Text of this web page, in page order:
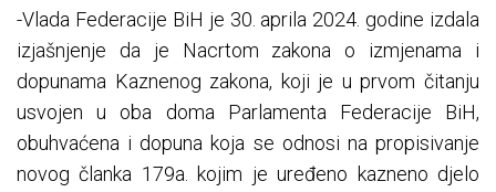
-Vlada Federacije BiH je 30. aprila 2024. godine izdala
izjašnjenje da je Nacrtom zakona o izmjenama i
dopunama Kaznenog zakona, koji je u prvom čitanju
usvojen u oba doma Parlamenta Federacije BiH,
obuhvaćena i dopuna koja se odnosi na propisivanje
novog članka 179a. kojim je uređeno kazneno djelo